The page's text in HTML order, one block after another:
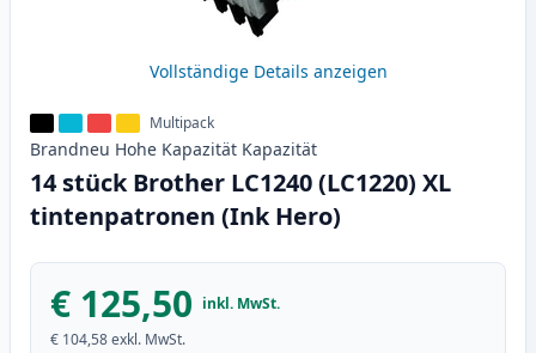
Vollständige Details anzeigen
Multipack
Brandneu Hohe Kapazität Kapazität
14 stück Brother LC1240 (LC1220) XL
tintenpatronen (Ink Hero)
€ 125,50 inkl. MwSt.
€ 104,58exkl. MwSt.